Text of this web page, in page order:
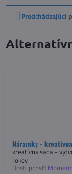
Predchádzajúci
Náramky -
kreatívna sada -
rokov
Dostupnosť: